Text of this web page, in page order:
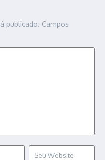
publicado. Campos